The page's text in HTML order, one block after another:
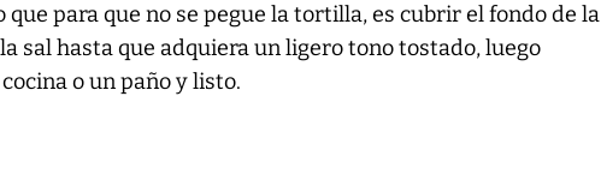
para que no se pegue la tortilla, es cubrir el fondo de la
sal hasta que adquiera un ligero tono tostado, luego
o un paño y listo.